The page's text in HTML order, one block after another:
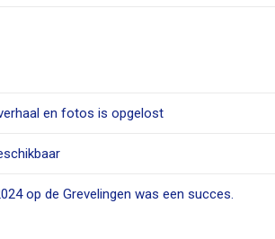
en fotos is opgelost
op de Grevelingen was een succes.